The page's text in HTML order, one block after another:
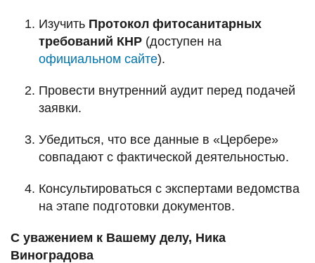
Изучить Протокол фитосанитарных
требований КНР (доступен на
официальном сайте).
Провести внутренний аудит перед подачей
заявки.
Убедиться, что все данные в «Цербере»
совпадают с фактической деятельностью.
Консультироваться с экспертами ведомства
на этапе подготовки документов.
С уважением к Вашему делу, Ника
Виноградова